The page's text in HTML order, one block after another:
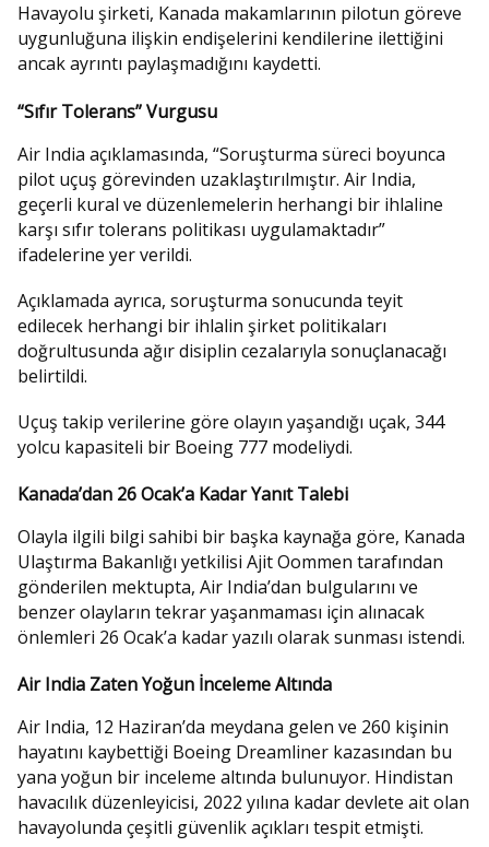
Havayolu şirketi, Kanada makamlarının pilotun göreve
uygunluğuna ilişkin endişelerini kendilerine ilettiğini
ancak ayrıntı paylaşmadığını kaydetti.
“Sıfır Tolerans” Vurgusu
Air India açıklamasında, “Soruşturma süreci boyunca
pilot uçuş görevinden uzaklaştırılmıştır. Air India,
geçerli kural ve düzenlemelerin herhangi bir ihlaline
karşı sıfır tolerans politikası uygulamaktadır”
ifadelerine yer verildi.
Açıklamada ayrıca, soruşturma sonucunda teyit
edilecek herhangi bir ihlalin şirket politikaları
doğrultusunda ağır disiplin cezalarıyla sonuçlanacağı
belirtildi.
Uçuş takip verilerine göre olayın yaşandığı uçak, 344
yolcu kapasiteli bir Boeing 777 modeliydi.
Kanada’dan 26 Ocak’a Kadar Yanıt Talebi
Olayla ilgili bilgi sahibi bir başka kaynağa göre, Kanada
Ulaştırma Bakanlığı yetkilisi Ajit Oommen tarafından
gönderilen mektupta, Air India’dan bulgularını ve
benzer olayların tekrar yaşanmaması için alınacak
önlemleri 26 Ocak’a kadar yazılı olarak sunması istendi.
Air India Zaten Yoğun İnceleme Altında
Air India, 12 Haziran’da meydana gelen ve 260 kişinin
hayatını kaybettiği Boeing Dreamliner kazasından bu
yana yoğun bir inceleme altında bulunuyor. Hindistan
havacılık düzenleyicisi, 2022 yılına kadar devlete ait olan
havayolunda çeşitli güvenlik açıkları tespit etmişti.